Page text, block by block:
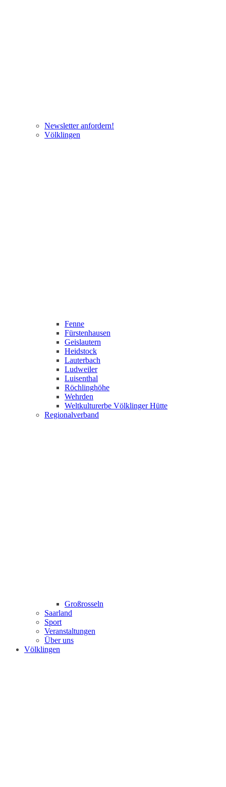
Newsletter anfordern!
Völklingen
Fenne
Fürstenhausen
Geislautern
Heidstock
Lauterbach
Ludweiler
Luisenthal
Röchlinghöhe
Wehrden
Weltkulturerbe Völklinger Hütte
Regionalverband
Großrosseln
Saarland
Sport
Veranstaltungen
Über uns
Völklingen